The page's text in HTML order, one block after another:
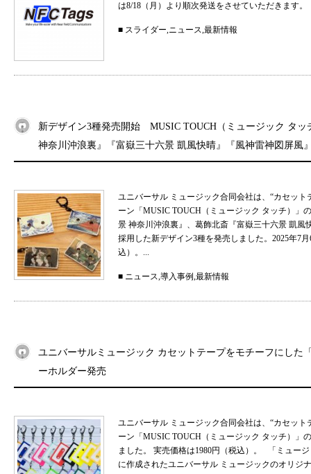
は8/18（月）より順次発送をさせていただきま
■ スライダー,ニュース,最新情報
新デザイン3種発売開始 MUSIC TOUCH（ミュージック タッ
神奈川沖浪裏』『富嶽三十六景 凱風快晴』『風神雷神図屏風
ユニバーサル ミュージック合同会社は、“カセッ
ーン「MUSIC TOUCH（ミュージック タッチ）」
景 神奈川沖浪裏』、葛飾北斎『富嶽三十六景 凱
採用した新デザイン3種を発売しました。2025年7
込）。...
■ ニュース,導入事例,最新情報
ユニバーサルミュージック カセットテープをモチーフにした
ーホルダー発売
ユニバーサル ミュージック合同会社は、“カセッ
ーン「MUSIC TOUCH（ミュージック タッチ）」
ました。 実売価格は1980円（税込）。 「ミュー
に作成されたユニバーサル ミュージックのオリジ